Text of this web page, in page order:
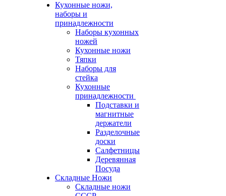
Кухонные ножи,
наборы и
принадлежности
Наборы кухонных
ножей
Кухонные ножи
Тяпки
Наборы для
стейка
Кухонные
принадлежности
Подставки и
магнитные
держатели
Разделочные
доски
Салфетницы
Деревянная
Посуда
Складные Ножи
Cкладные ножи